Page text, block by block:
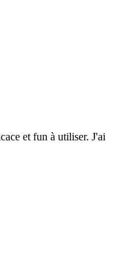
et fun à utiliser. J'ai